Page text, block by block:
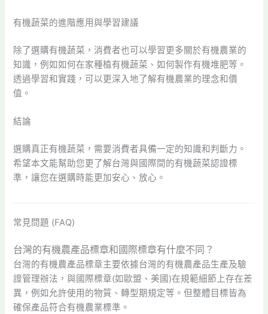
有機蔬菜的進階應用與學習建議
除了選購有機蔬菜，消費者也可以學習更多關於有機農業的
知識，例如如何在家種植有機蔬菜、如何製作有機堆肥等。
透過學習和實踐，可以更深入地了解有機農業的理念和價
值。
結論
選購真正有機蔬菜，需要消費者具備一定的知識和判斷力。
希望本文能幫助您更了解台灣與國際間的有機蔬菜認證標
準，讓您在選購時能更加安心、放心。
常見問題 (FAQ)
台灣的有機農產品標章和國際標章有什麼不同？
台灣的有機農產品標章主要依據台灣的有機農產品生產及驗
證管理辦法，與國際標章(如歐盟、美國)在規範細節上存在差
異，例如允許使用的物質、轉型期規定等。但整體目標皆為
確保產品符合有機農業標準。